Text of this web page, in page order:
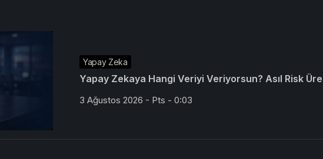
Yapay Zeka
Yapay Zekaya Hangi Veriyi Veriyorsun? Asıl Risk
3 Ağustos 2026 - Pts - 0:03